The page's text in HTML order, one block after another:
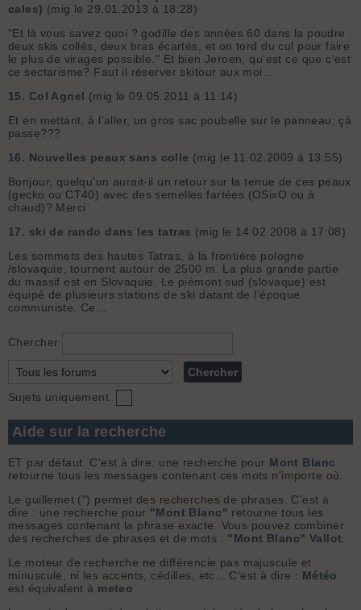
cales) (mig le 29.01.2013 à 18:28)
"Et là vous savez quoi ? godille des années 60 dans la poudre :
deux skis collés, deux bras écartés, et on tord du cul pour faire
le plus de virages possible." Et bien Jeroen, qu'est ce que c'est
ce sectarisme? Faut il réserver skitour aux moi...
15. Col Agnel (mig le 09.05.2011 à 11:14)
Et en mettant, à l'aller, un gros sac poubelle sur le panneau; çà
passe???
16. Nouvelles peaux sans colle (mig le 11.02.2009 à 13:55)
Bonjour, quelqu'un aurait-il un retour sur la tenue de ces peaux
(gecko ou CT40) avec des semelles fartées (OSixO ou à
chaud)? Merci
17. ski de rando dans les tatras (mig le 14.02.2008 à 17:08)
Les sommets des hautes Tatras, à la frontière pologne
/slovaquie, tournent autour de 2500 m. La plus grande partie
du massif est en Slovaquie. Le piémont sud (slovaque) est
équipé de plusieurs stations de ski datant de l’époque
communiste. Ce...
Chercher
Sujets uniquement
Aide sur la recherche
ET par défaut. C'est à dire: une recherche pour Mont Blanc
retourne tous les messages contenant ces mots n'importe où.
Le guillemet (") permet des recherches de phrases. C'est à
dire : une recherche pour "Mont Blanc" retourne tous les
messages contenant la phrase exacte. Vous pouvez combiner
des recherches de phrases et de mots : "Mont Blanc" Vallot
Le moteur de recherche ne différencie pas majuscule et
minuscule, ni les accents, cédilles, etc... C'est à dire : Météo
est équivalent à meteo